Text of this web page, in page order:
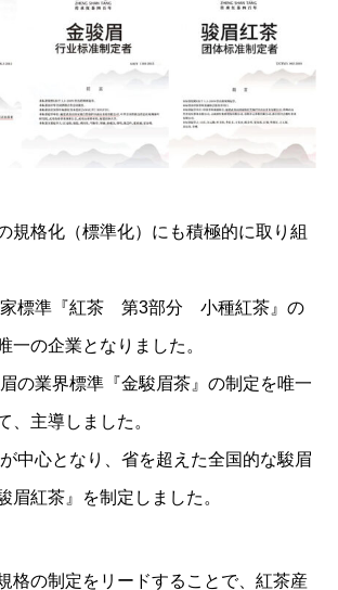
規格化（標準化）にも積極的に取り組
家標準『紅茶 第3部分 小種紅茶』の
一の企業となりました。
の業界標準『金駿眉茶』の制定を唯一
、主導しました。
中心となり、省を超えた全国的な駿眉
眉紅茶』を制定しました。
格の制定をリードすることで、紅茶産